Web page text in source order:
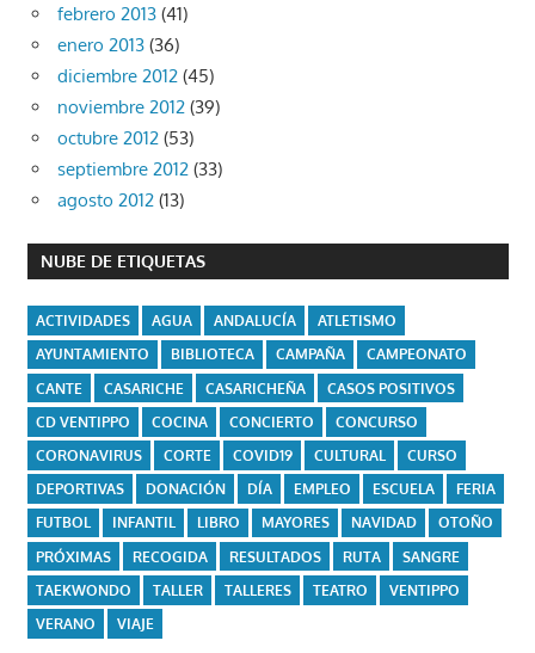
febrero 2013 (41)
enero 2013 (36)
diciembre 2012 (45)
noviembre 2012 (39)
octubre 2012 (53)
septiembre 2012 (33)
agosto 2012 (13)
NUBE DE ETIQUETAS
ACTIVIDADES AGUA ANDALUCÍA
ATLETISMO
AYUNTAMIENTO
BIBLIOTECA CAMPAÑA
CAMPEONATO
CANTE
CASARICHE CASARICHEÑA
CASOS POSITIVOS
CD VENTIPPO
COCINA CONCIERTO
CONCURSO
CORONAVIRUS
CORTE COVID19 CULTURAL
CURSO
DEPORTIVAS
DONACIÓN DÍA EMPLEO ESCUELA
FERIA
FUTBOL
INFANTIL LIBRO MAYORES NAVIDAD
OTOÑO
PRÓXIMAS
RECOGIDA RESULTADOS RUTA
SANGRE
TAEKWONDO
TALLER TALLERES TEATRO
VENTIPPO
VERANO
VIAJE